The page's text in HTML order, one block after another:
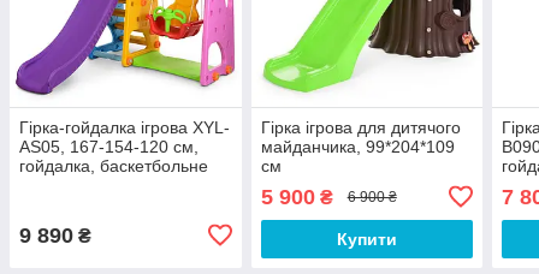
Гірка-гойдалка ігрова XYL-
AS05, 167-154-120 см,
гойдалка, баскетбольне
9 890 ₴
Гірка ігрова для дитячого
майданчика, 99*204*109
см
5 900₴ 6 900 ₴
Купити
7